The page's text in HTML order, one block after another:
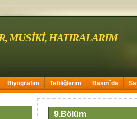
MUSİKİ, HATIRALARIM
Biyografim Tebliğlerim Basın`da
9.Bölüm